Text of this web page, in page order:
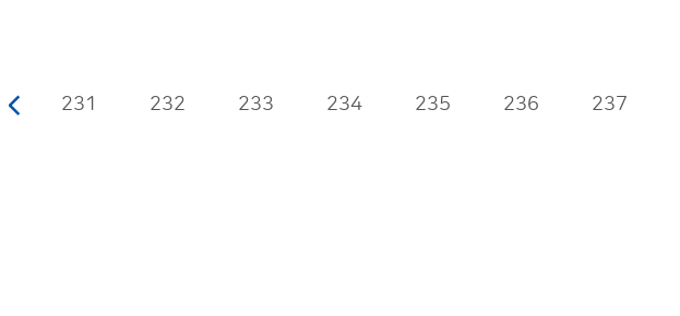
231 232 233 234 235 236 237